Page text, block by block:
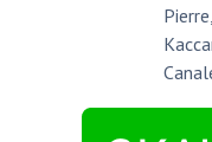
Pierre